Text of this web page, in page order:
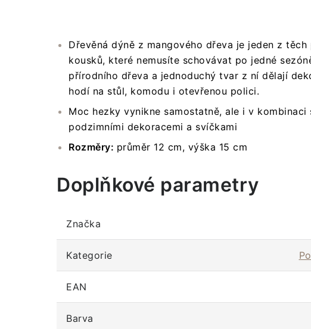
Dřevěná dýně z mangového dřeva je jeden z těch
kousků, které nemusíte schovávat po jedné
přírodního dřeva a jednoduchý tvar z ní dělají
hodí na stůl, komodu i otevřenou polici.
Moc hezky vynikne samostatně, ale i v kombinaci
podzimními dekoracemi a svíčkami
Rozměry: průměr 12 cm, výška 15 cm
Doplňkové parametry
Značka
Kategorie
EAN
Barva